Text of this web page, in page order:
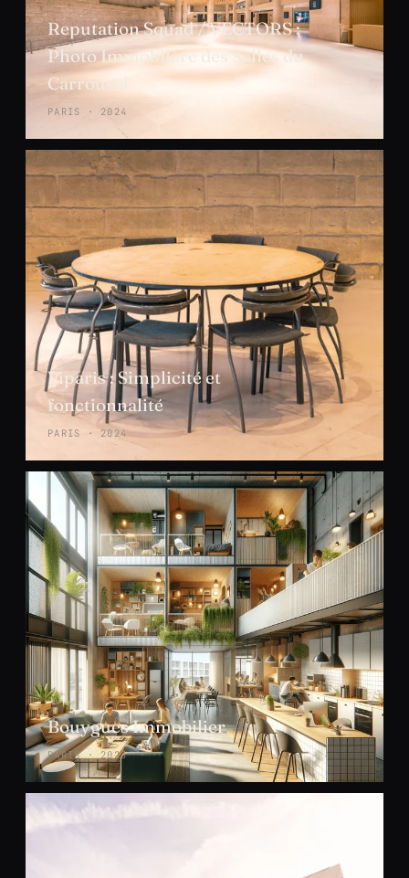
Reputation Squad / VECTORS :
Photo Immobilère des Salles du
Carrousel
PARIS · 2024
Viparis : Simplicité et
fonctionnalité
PARIS · 2024
Bouygues Immobilier
PARIS · 2023